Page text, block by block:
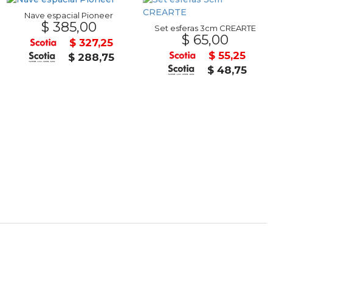
Nave espacial Pioneer
$ 385,00
$ 327,25
$ 288,75
Set esferas 3cm CREARTE
$ 65,00
$ 55,25
$ 48,75